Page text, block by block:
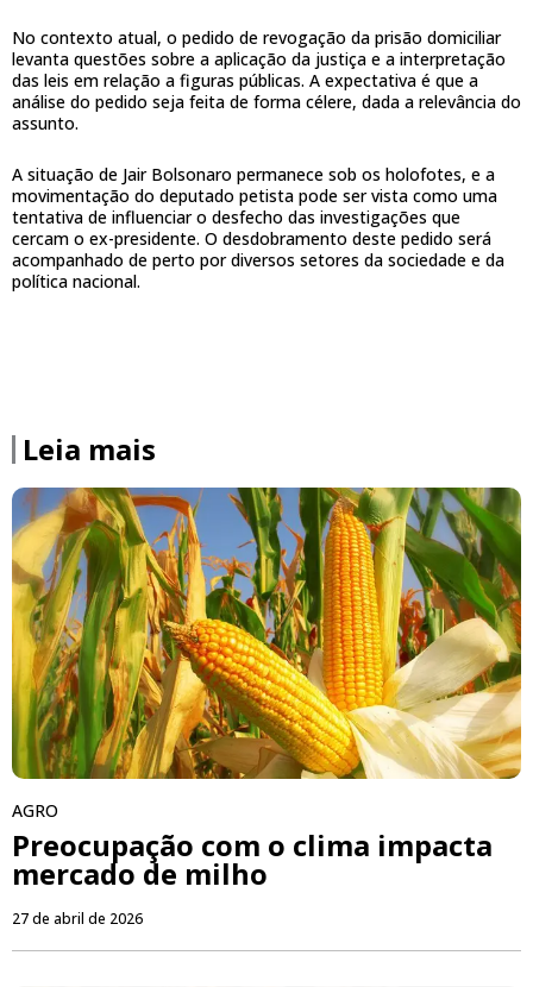
No contexto atual, o pedido de revogação da prisão domiciliar
levanta questões sobre a aplicação da justiça e a interpretação
das leis em relação a figuras públicas. A expectativa é que a
análise do pedido seja feita de forma célere, dada a relevância do
assunto.
A situação de Jair Bolsonaro permanece sob os holofotes, e a
movimentação do deputado petista pode ser vista como uma
tentativa de influenciar o desfecho das investigações que
cercam o ex-presidente. O desdobramento deste pedido será
acompanhado de perto por diversos setores da sociedade e da
política nacional.
Leia mais
AGRO
Preocupação com o clima impacta
mercado de milho
27 de abril de 2026